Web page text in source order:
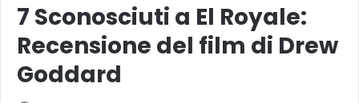
7 Sconosciuti a El Royale:
Recensione del film di Drew
Goddard